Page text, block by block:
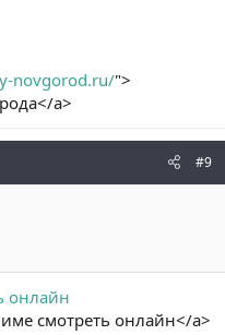
novgorod.ru/">
a>
#9
онлайн
смотреть онлайн</a>